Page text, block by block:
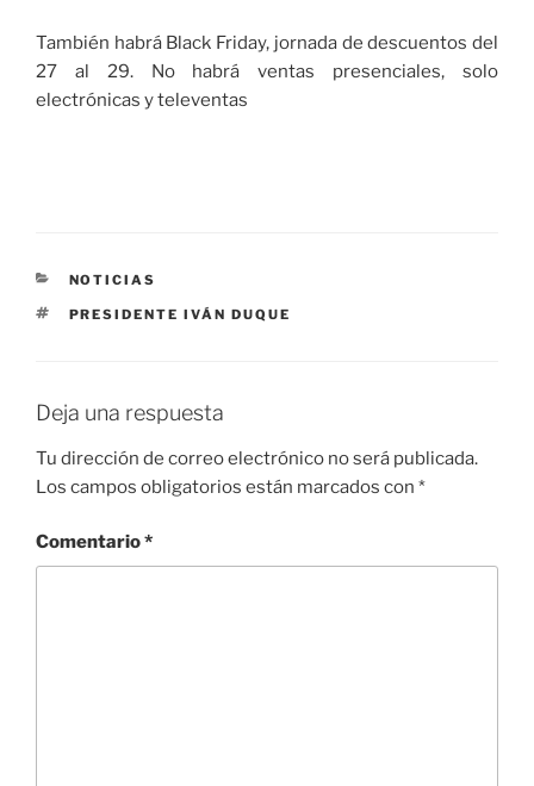
También habrá Black Friday, jornada de descuentos del
27 al 29. No habrá ventas presenciales, solo
electrónicas y televentas
CATEGORÍAS
NOTICIAS
ETIQUETAS
PRESIDENTE IVÁN DUQUE
Deja una respuesta
Tu dirección de correo electrónico no será publicada.
Los campos obligatorios están marcados con *
Comentario*